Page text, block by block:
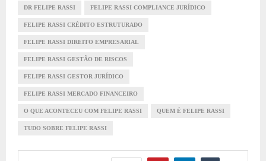
DR FELIPE RASSI FELIPE RASSI COMPLIANCE JURÍDICO
FELIPE RASSI CRÉDITO ESTRUTURADO
FELIPE RASSI DIREITO EMPRESARIAL
FELIPE RASSI GESTÃO DE RISCOS
FELIPE RASSI GESTOR JURÍDICO
FELIPE RASSI MERCADO FINANCEIRO
O QUE ACONTECEU COM FELIPE RASSI QUEM É FELIPE RASSI
TUDO SOBRE FELIPE RASSI